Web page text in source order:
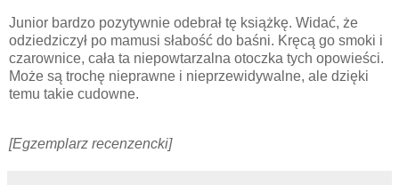
Junior bardzo pozytywnie odebrał tę książkę. Widać, że
odziedziczył po mamusi słabość do baśni. Kręcą go smoki i
czarownice, cała ta niepowtarzalna otoczka tych opowieści.
Może są trochę nieprawne i nieprzewidywalne, ale dzięki
temu takie cudowne.
[Egzemplarz recenzencki]